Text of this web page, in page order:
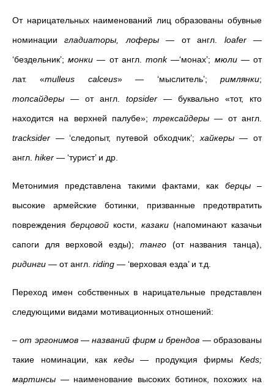
От нарицательных наименований лиц образованы обувные
номинациигладиаторы, лоферы— от англ. loafer—
‘бездельник’;монки — от англ.monk—‘монах’; мюли— от
лат. «mulleus calceus» — ‘мыслитель’;римлянки;
топсайдеры — от англ. topsider — буквально «тот, кто
находится на верхней палубе»;трексайдеры — от англ.
tracksider — ‘следопыт, путевой обходчик’; хайкеры— от
англ. hiker — ‘турист’ и др.
Метонимия представлена такими фактами, как берцы–
высокие армейские ботинки, призванные предотвратить
повреждения берцовой кости, казаки (напоминают казачьи
сапоги для верховой езды); танго(от названия танца),
ридинги — от англ. riding — ‘верховая езда’ и т.д.
Переход имен собственных в нарицательные представлен
следующими видами мотивационных отношений:
– от эргонимов — названий фирм и брендов — образованы
такие номинации, как кеды— продукция фирмыKeds;
мартинсы — наименование высоких ботинок, похожих на